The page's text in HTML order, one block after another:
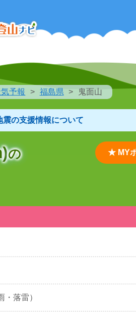
予報 福島県 鬼面山
震の支援情報について
の
★ MY
落雷）